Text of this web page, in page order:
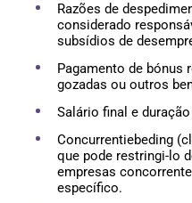
Razões de
considerado
subsídios de
Pagamento de bónus
gozadas ou outros
Salário final e
Concurrentiebeding
que pode restringi-lo
empresas
específico.